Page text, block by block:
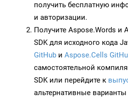
получить бесплатную
и авторизации.
Получите Aspose.Words и
SDK для исходного кода
GitHub и Aspose.Cells
самостоятельной
SDK или перейдите к
альтернативные варианты